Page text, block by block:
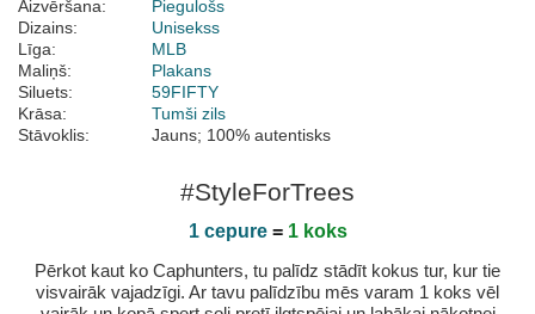
Aizvēršana:
Piegulošs
Dizains:
Unisekss
Līga:
MLB
Maliņš:
Plakans
Siluets:
59FIFTY
Krāsa:
Tumši zils
Stāvoklis:
Jauns; 100% autentisks
#StyleForTrees
1 cepure= 1 koks
Pērkot kaut ko Caphunters, tu palīdz stādīt kokus tur, kur tie
visvairāk vajadzīgi. Ar tavu palīdzību mēs varam 1 koks vēl